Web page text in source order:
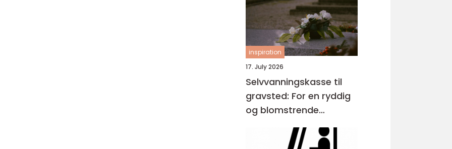
inspiration
17. July 2026
Selvvanningskasse til
gravsted: For en ryddig
og blomstrende